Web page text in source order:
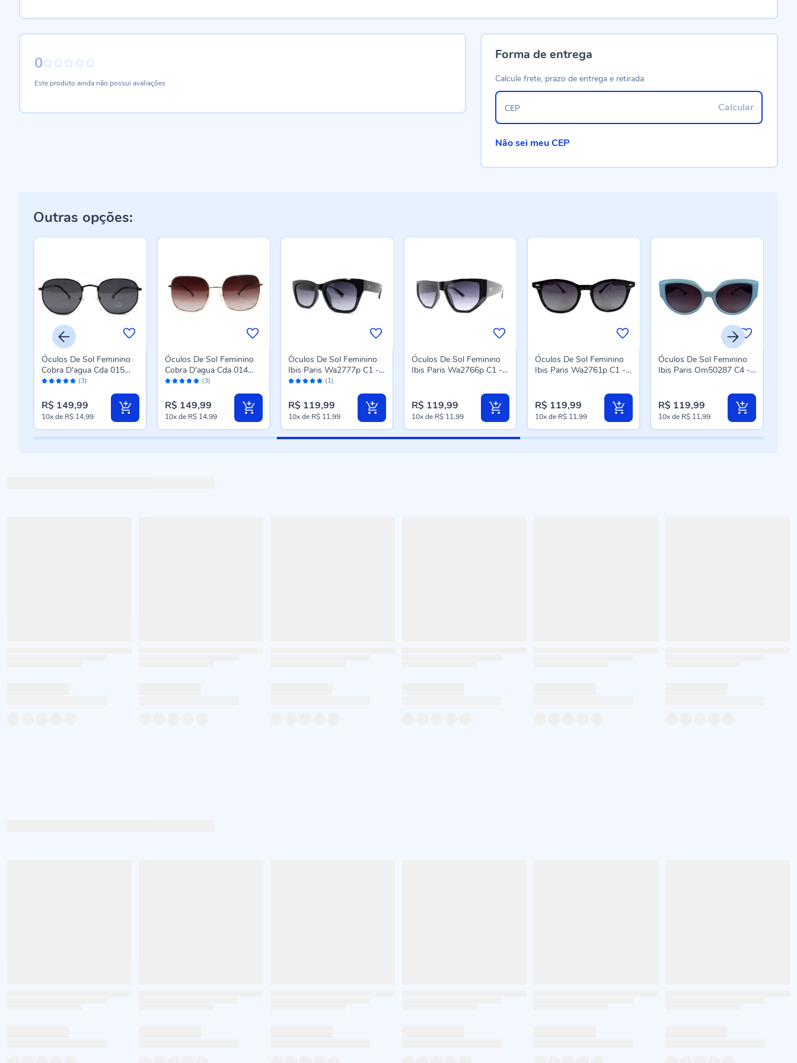
0
Este produto ainda não possui avaliações
Forma de entrega
Calcule frete, prazo de entrega e retirada
Calcular
CEP
Não sei meu CEP
Outras opções:
Avaliação: (3)
Óculos De Sol Feminino
Cobra D'agua Cda 015
C300 - Preto
R$ 149,99
10xde R$ 14,99
Avaliação: (3)
Óculos De Sol Feminino
Cobra D'agua Cda 014
C200 - Dourado
R$ 149,99
10xde R$ 14,99
Avaliação: (1)
Óculos De Sol Feminino
Ibis Paris Wa2777p C1 -
Preto
R$ 119,99
10xde R$ 11,99
Óculos De Sol Feminino
Ibis Paris Wa2766p C1 -
R$ 119,99
10xde R$ 11,99
Óculos De Sol Feminino
Ibis Paris Wa2761p C1 -
R$ 119,99
10xde R$ 11,99
Óculos De Sol Feminino
Ibis Paris Om50287 C4 -
R$ 119,99
10xde R$ 11,99